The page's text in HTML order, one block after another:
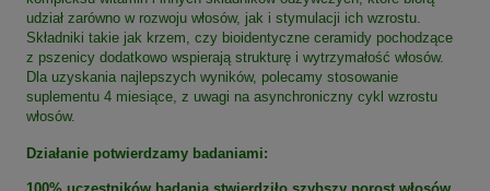
udział zarówno w rozwoju włosów, jak i stymulacji ich wzrostu.
Składniki takie jak krzem, czy bioidentyczne ceramidy pochodzące
z pszenicy dodatkowo wspierają strukturę i wytrzymałość włosów.
Dla uzyskania najlepszych wyników, polecamy stosowanie
suplementu 4 miesiące, z uwagi na asynchroniczny cykl wzrostu
włosów.
Działanie potwierdzamy badaniami: